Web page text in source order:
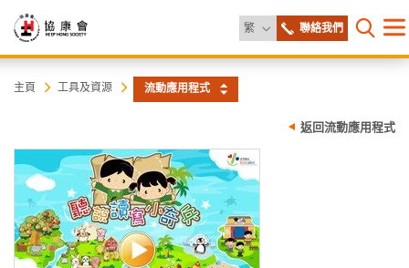
繁 更改語言聯絡我們
打開目
協
會
主頁 工具及資源 流動應用程式
返回流動應用程式